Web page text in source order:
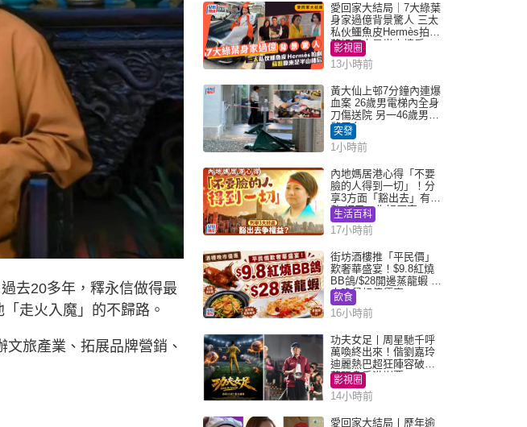
去20多年，釋永信做得最
走火入魔」的不歸路。
旅產業、拓展品牌營銷、
愛回家大結局｜7大綠葉
身家過億背景驚人 三太
私伙鱷魚皮Hermès拍劇
蘇姐原來是半山樓后
影視圈
13小時前
黃大仙上邨7分鐘內連爆
血案 26歲男電梯內全身
刀傷送院 另一46歲男倒
斃平台
突發
1小時前
內地媽居港心得「不要
臉的人得到一切」！分
享3方面「豁出去」有著
數 網民：你好厲害
生活百科
17小時前
街坊酒樓推「平民價」
歎奢華盛宴！$9.8紅燒
BB鴿/$28開邊蒸龍蝦 3
大晚餐超值優惠
飲食
16小時前
功夫女足丨周星馳千呼
萬喚終出來！偕劉嘉玲
迪麗熱巴超狂陣容破天
荒現身香港謝票
影視圈
14小時前
愛回家大結局丨歷年逾